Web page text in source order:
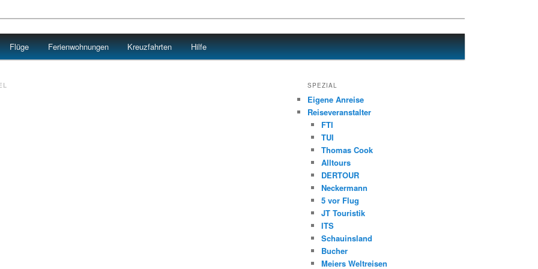
Flüge Ferienwohnungen Kreuzfahrten Hilfe
SPEZIAL
Eigene Anreise
Reiseveranstalter
FTI
TUI
Thomas Cook
Alltours
DERTOUR
Neckermann
5 vor Flug
JT Touristik
ITS
Schauinsland
Bucher
Meiers Weltreisen